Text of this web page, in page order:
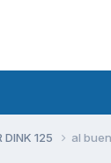
DINK 125 al